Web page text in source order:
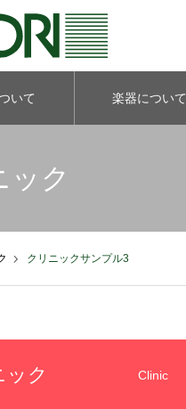
いて 楽器について
ック
クリニックサンプル3
ック
Clinic